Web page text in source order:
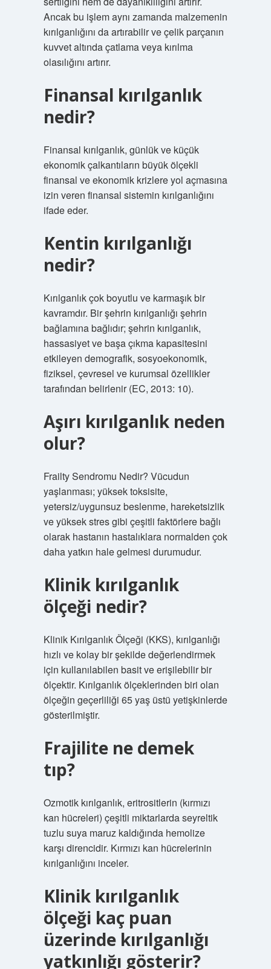
Ancak bu işlem aynı zamanda malzemenin
kırılganlığını da artırabilir ve çelik parçanın
kuvvet altında çatlama veya kırılma
olasılığını artırır.
Finansal kırılganlık
nedir?
Finansal kırılganlık, günlük ve küçük
ekonomik çalkantıların büyük ölçekli
finansal ve ekonomik krizlere yol açmasına
izin veren finansal sistemin kırılganlığını
ifade eder.
Kentin kırılganlığı
nedir?
Kırılganlık çok boyutlu ve karmaşık bir
kavramdır. Bir şehrin kırılganlığı şehrin
bağlamına bağlıdır; şehrin kırılganlık,
hassasiyet ve başa çıkma kapasitesini
etkileyen demografik, sosyoekonomik,
fiziksel, çevresel ve kurumsal özellikler
tarafından belirlenir (EC, 2013: 10).
Aşırı kırılganlık neden
olur?
Frailty Sendromu Nedir? Vücudun
yaşlanması; yüksek toksisite,
yetersiz/uygunsuz beslenme, hareketsizlik
ve yüksek stres gibi çeşitli faktörlere bağlı
olarak hastanın hastalıklara normalden çok
daha yatkın hale gelmesi durumudur.
Klinik kırılganlık
ölçeği nedir?
Klinik Kırılganlık Ölçeği (KKS), kırılganlığı
hızlı ve kolay bir şekilde değerlendirmek
için kullanılabilen basit ve erişilebilir bir
ölçektir. Kırılganlık ölçeklerinden biri olan
ölçeğin geçerliliği 65 yaş üstü yetişkinlerde
gösterilmiştir.
Frajilite ne demek
tıp?
Ozmotik kırılganlık, eritrositlerin (kırmızı
kan hücreleri) çeşitli miktarlarda seyreltik
tuzlu suya maruz kaldığında hemolize
karşı direncidir. Kırmızı kan hücrelerinin
kırılganlığını inceler.
Klinik kırılganlık
ölçeği kaç puan
üzerinde kırılganlığı
yatkınlığı gösterir?